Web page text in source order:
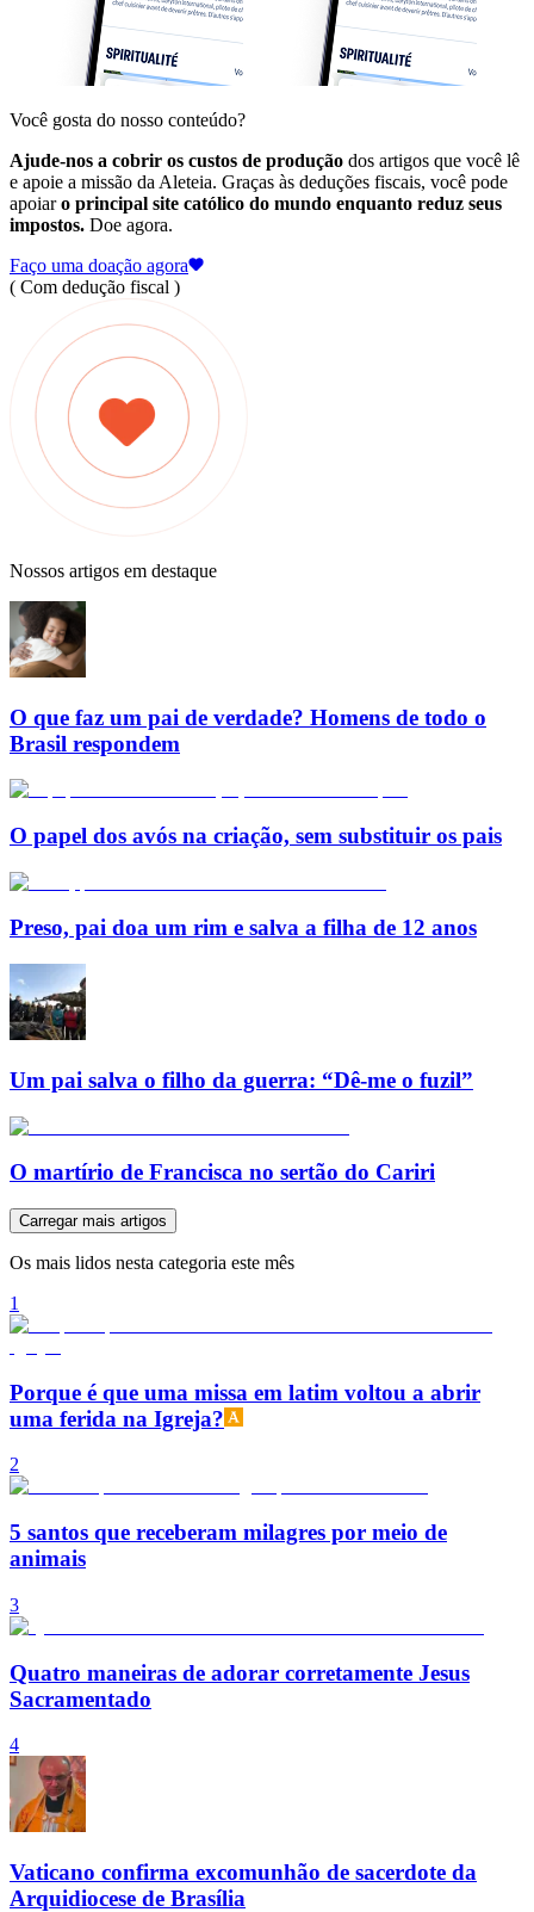
Você gosta do nosso conteúdo?
Ajude-nos a cobrir os custos de produção dos artigos que você lê
e apoie a missão da Aleteia. Graças às deduções fiscais, você pode
apoiaro principal site católico do mundo enquanto reduz seus
impostos. Doe agora.
Faço uma doação agora
( Com dedução fiscal )
Nossos artigos em destaque
O que faz um pai de verdade? Homens de todo o
Brasil respondem
O papel dos avós na criação, sem substituir os pais
Preso, pai doa um rim e salva a filha de 12 anos
Um pai salva o filho da guerra: “Dê-me o fuzil”
O martírio de Francisca no sertão do Cariri
Carregar mais artigos
Os mais lidos nesta categoria este mês
1
Porque é que uma missa em latim voltou a abrir
uma ferida na Igreja?
2
5 santos que receberam milagres por meio de
animais
3
Quatro maneiras de adorar corretamente Jesus
Sacramentado
4
Vaticano confirma excomunhão de sacerdote da
Arquidiocese de Brasília